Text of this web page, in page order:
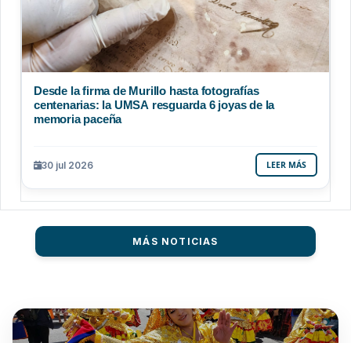
Desde la firma de Murillo hasta fotografías
centenarias: la UMSA resguarda 6 joyas de la
memoria paceña
30 jul 2026 LEER MÁS
MÁS NOTICIAS